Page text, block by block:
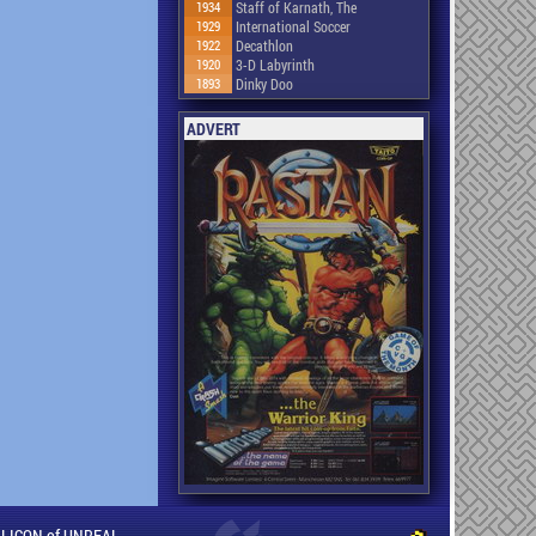
1934 Staff of Karnath, The
1929 International Soccer
1922 Decathlon
1920 3-D Labyrinth
1893 Dinky Doo
ADVERT